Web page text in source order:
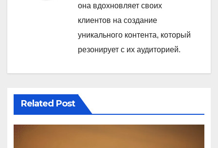
она вдохновляет своих
клиентов на создание
уникального контента, который
резонирует с их аудиторией.
Related Post